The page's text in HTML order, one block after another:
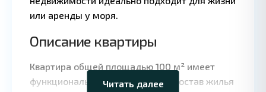
или аренды у моря.
Описание квартиры
Квартира общей площадью 100 м² имеет
функциональную планировку. В состав жилья
Читать далее